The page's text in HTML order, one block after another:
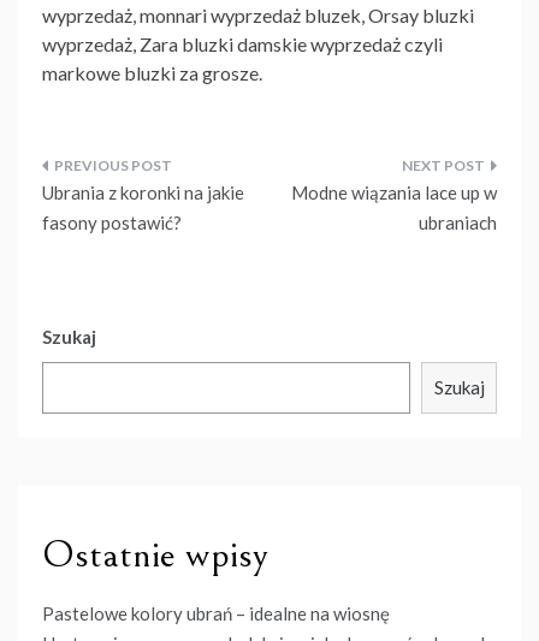
wyprzedaż, monnari wyprzedaż bluzek, Orsay bluzki
wyprzedaż, Zara bluzki damskie wyprzedaż czyli
markowe bluzki za grosze.
Nawigacja
wpisu
Ubrania z koronki na jakie
fasony postawić?
Modne wiązania lace up w
ubraniach
Szukaj
Szukaj
Ostatnie wpisy
Pastelowe kolory ubrań – idealne na wiosnę